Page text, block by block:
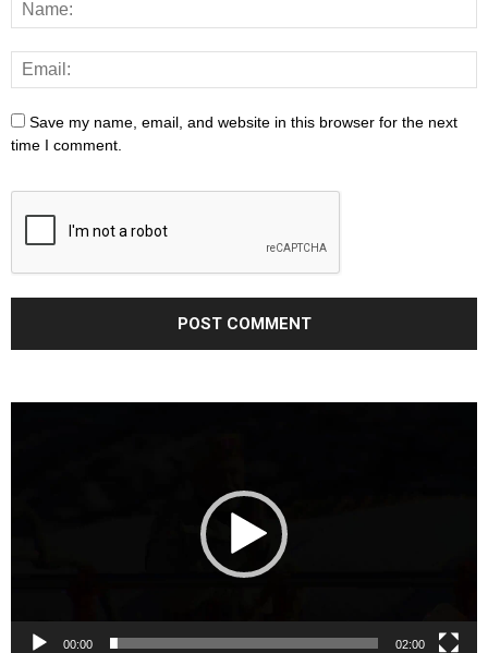
Save my name, email, and website in this browser for the next
time I comment.
00:00 02:00